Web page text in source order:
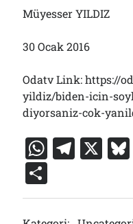
Müyesser YILDIZ
30 Ocak 2016
Odatv Link: https://
yildiz/biden-icin-
diyorsaniz-cok-
W
at
s
T
e
gr
X
h
ar